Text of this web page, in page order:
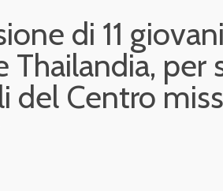
di 11
Thailandia, per
del Centro